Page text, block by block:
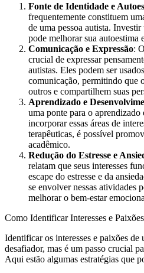
Fonte de Identidade e
frequentemente constituem
de uma pessoa autista. Investir
pode melhorar sua autoestima
Comunicação e Expressão:
crucial de expressar
autistas. Eles podem ser
comunicação, permitindo que
outros e compartilhem suas
Aprendizado e
uma ponte para o
incorporar essas áreas de
terapêuticas, é possível
acadêmico.
Redução do Estresse e
relatam que seus interesses
escape do estresse e da
se envolver nessas atividades
melhorar o bem-estar
Como Identificar Interesses e
Identificar os interesses e paixões de
desafiador, mas é um passo crucial
Aqui estão algumas estratégias que